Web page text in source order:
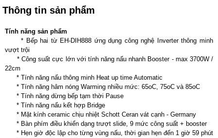
Thông tin sản phẩm
Tính năng sản phẩm
* Bếp hai từ EH-DIH888 ứng dụng công nghệ Inverter thông minh
vượt trội
* Công suất cực lớn với tính năng nấu nhanh Booster - max 3700W /
22cm
* Tính năng nấu thông minh Heat up time Automatic
* Tính năng hâm nóng Warming nhiều mức: 65oC, 75oC và 85oC
* Tính năng dừng bếp tạm thời Pause
* Tính năng nấu kết hợp Bridge
* Mặt kính ceramic chịu nhiệt Schott Ceran vát cạnh - Germany
* Bàn phím điều khiển dạng trượt slide, 9 mức công suất + booster
* Hẹn giờ độc lập cho từng vùng nấu, thời gian hẹn đến 1 giờ 59 phút